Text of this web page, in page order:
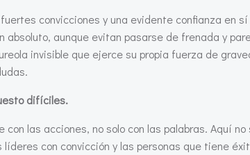
convicciones y una evidente confianza en
aunque evitan pasarse de frenada y
invisible que ejerce su propia fuerza de
difíciles.
las acciones, no solo con las palabras. Aquí
con convicción y las personas que tiene